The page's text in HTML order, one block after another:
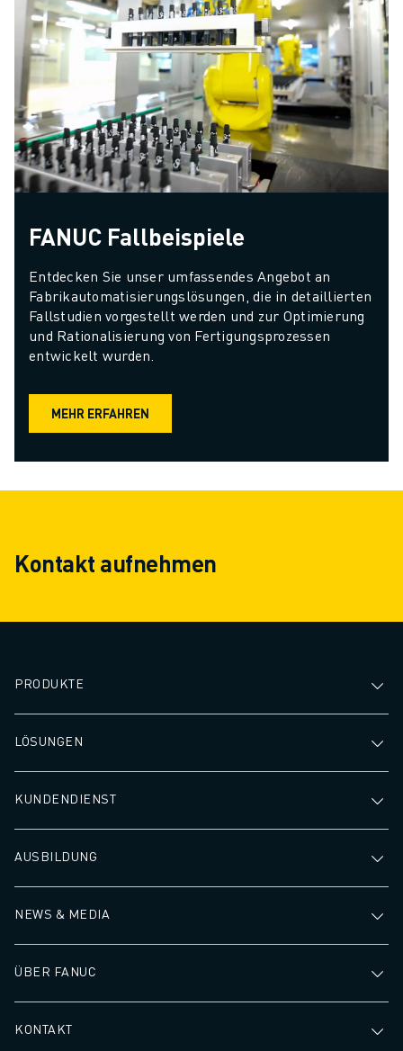
FANUC Fallbeispiele
Entdecken Sie unser umfassendes Angebot an
Fabrikautomatisierungslösungen, die in detaillierten
Fallstudien vorgestellt werden und zur Optimierung
und Rationalisierung von Fertigungsprozessen
entwickelt wurden.
MEHR ERFAHREN
Kontakt aufnehmen
PRODUKTE
LÖSUNGEN
KUNDENDIENST
AUSBILDUNG
NEWS & MEDIA
ÜBER FANUC
KONTAKT